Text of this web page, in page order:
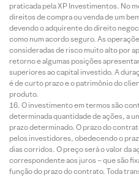
praticada pela XP Investimentos. No
direitos de compra ou venda de um
devendo o adquirente do direito
como num acordo seguro. As
consideradas de risco muito alto por
retorno e algumas posições
superiores ao capital investido. A
é de curto prazo e o patrimônio do
produto.
O investimento em termos são
determinada quantidade de ações, a
prazo determinado. O prazo do
pelos investidores, obedecendo o
dias corridos. O preço será o valor da
correspondente aos juros – que são
função do prazo do contrato. Toda